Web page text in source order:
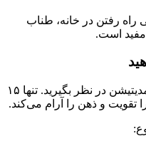
راه رفتن در خانه، طناب
مفید است.
پس از پیاده‌روی، زمانی برای یوگا یا مدیتیشن در نظر بگیرید. تنها ۱۵